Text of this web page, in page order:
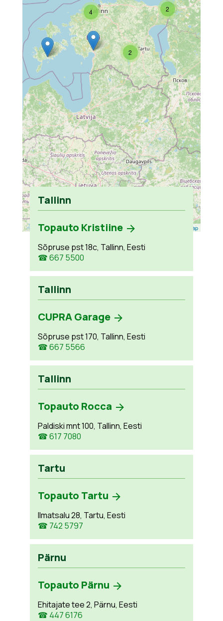
2
2
4
Leaflet OpenStreetMap
Tallinn
Topauto Kristiine
Sõpruse pst 18c, Tallinn, Eesti
☎ 667 5500
Tallinn
CUPRA Garage
Sõpruse pst 170, Tallinn, Eesti
☎ 667 5566
Tallinn
Topauto Rocca
Paldiski mnt 100, Tallinn, Eesti
☎ 617 7080
Tartu
Topauto Tartu
Ilmatsalu 28, Tartu, Eesti
☎ 742 5797
Pärnu
Topauto Pärnu
Ehitajate tee 2, Pärnu, Eesti
☎ 447 6176